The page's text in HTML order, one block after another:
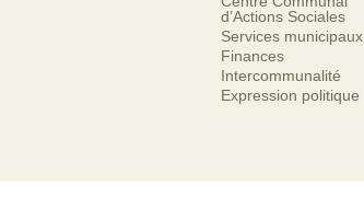
d’Actions Sociales
Services municipaux
Finances
Intercommunalité
Expression politique